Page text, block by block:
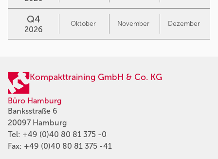
Q4
2026
Oktober November Dezember
Kompakttraining GmbH & Co. KG
Büro Hamburg
Banksstraße 6
20097 Hamburg
Tel: +49 (0)40 80 81 375 -0
Fax: +49 (0)40 80 81 375 -41